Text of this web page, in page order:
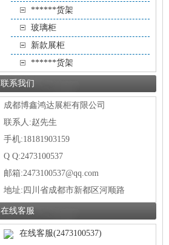
******货架
玻璃柜
新款展柜
******货架
联系我们
成都博鑫鸿达展柜有限公司
联系人:赵先生
手机:18181903159
Q Q:2473100537
邮箱:2473100537@qq.com
地址: 四川省成都市新都区河顺路
在线客服
在线客服(2473100537)